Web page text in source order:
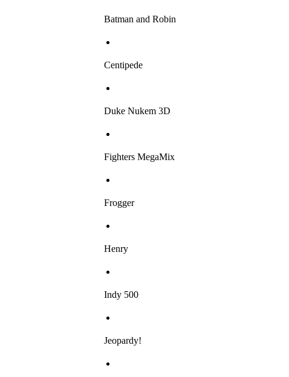
Batman and Robin
Centipede
Duke Nukem 3D
Fighters MegaMix
Frogger
Henry
Indy 500
Jeopardy!